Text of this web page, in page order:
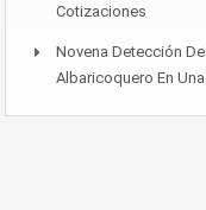
Cotizaciones
Novena Detección De
Albaricoquero En